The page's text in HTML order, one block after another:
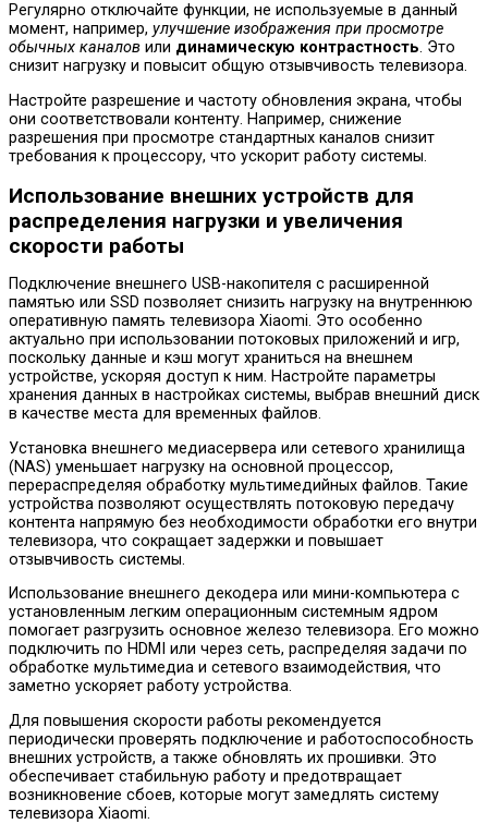
Регулярно отключайте функции, не используемые в данный
момент, например, улучшение изображения при просмотре
обычных каналов или динамическую контрастность. Это
снизит нагрузку и повысит общую отзывчивость телевизора.
Настройте разрешение и частоту обновления экрана, чтобы
они соответствовали контенту. Например, снижение
разрешения при просмотре стандартных каналов снизит
требования к процессору, что ускорит работу системы.
Использование внешних устройств для
распределения нагрузки и увеличения
скорости работы
Подключение внешнего USB-накопителя с расширенной
памятью или SSD позволяет снизить нагрузку на внутреннюю
оперативную память телевизора Xiaomi. Это особенно
актуально при использовании потоковых приложений и игр,
поскольку данные и кэш могут храниться на внешнем
устройстве, ускоряя доступ к ним. Настройте параметры
хранения данных в настройках системы, выбрав внешний диск
в качестве места для временных файлов.
Установка внешнего медиасервера или сетевого хранилища
(NAS) уменьшает нагрузку на основной процессор,
перераспределяя обработку мультимедийных файлов. Такие
устройства позволяют осуществлять потоковую передачу
контента напрямую без необходимости обработки его внутри
телевизора, что сокращает задержки и повышает
отзывчивость системы.
Использование внешнего декодера или мини-компьютера с
установленным легким операционным системным ядром
помогает разгрузить основное железо телевизора. Его можно
подключить по HDMI или через сеть, распределяя задачи по
обработке мультимедиа и сетевого взаимодействия, что
заметно ускоряет работу устройства.
Для повышения скорости работы рекомендуется
периодически проверять подключение и работоспособность
внешних устройств, а также обновлять их прошивки. Это
обеспечивает стабильную работу и предотвращает
возникновение сбоев, которые могут замедлять систему
телевизора Xiaomi.